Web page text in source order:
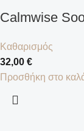
Calmwise
Καθαρισμός
32,00 €
Προσθήκη στο